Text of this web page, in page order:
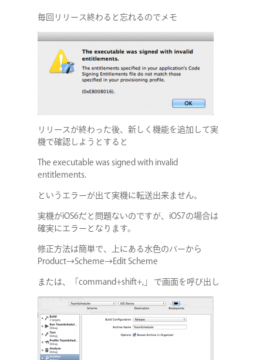
毎回リリース終わると忘れるのでメモ
リリースが終わった後、新しく機能を追加して実
機で確認しようとすると
The executable was signed with invalid
entitlements.
というエラーが出て実機に転送出来ません。
実機がiOS6だと問題ないのですが、iOS7の場合は
確実にエラーとなります。
修正方法は簡単で、上にある水色のバーから
Product→Scheme→Edit Scheme
または、「command+shift+,」 で画面を呼び出し